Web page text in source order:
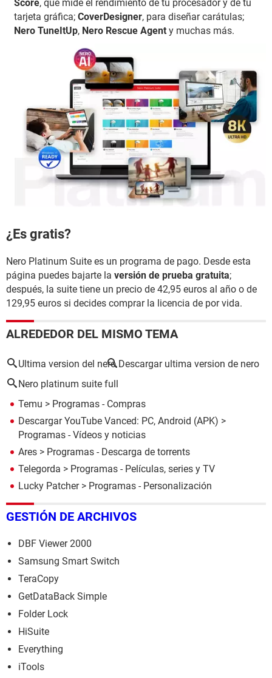
Score, que mide el rendimiento de tu procesador y de tu
tarjeta gráfica; CoverDesigner, para diseñar carátulas;
Nero TuneItUp, Nero Rescue Agent y muchas más.
¿Es gratis?
Nero Platinum Suite es un programa de pago. Desde esta
página puedes bajarte la versión de prueba gratuita;
después, la suite tiene un precio de 42,95 euros al año o de
129,95 euros si decides comprar la licencia de por vida.
ALREDEDOR DEL MISMO TEMA
Ultima version del nero Descargar ultima version de nero
Nero platinum suite full
Temu > Programas - Compras
Descargar YouTube Vanced: PC, Android (APK) >
Programas - Vídeos y noticias
Ares > Programas - Descarga de torrents
Telegorda > Programas - Películas, series y TV
Lucky Patcher> Programas - Personalización
GESTIÓN DE ARCHIVOS
DBF Viewer 2000
Samsung Smart Switch
TeraCopy
GetDataBack Simple
Folder Lock
HiSuite
Everything
iTools